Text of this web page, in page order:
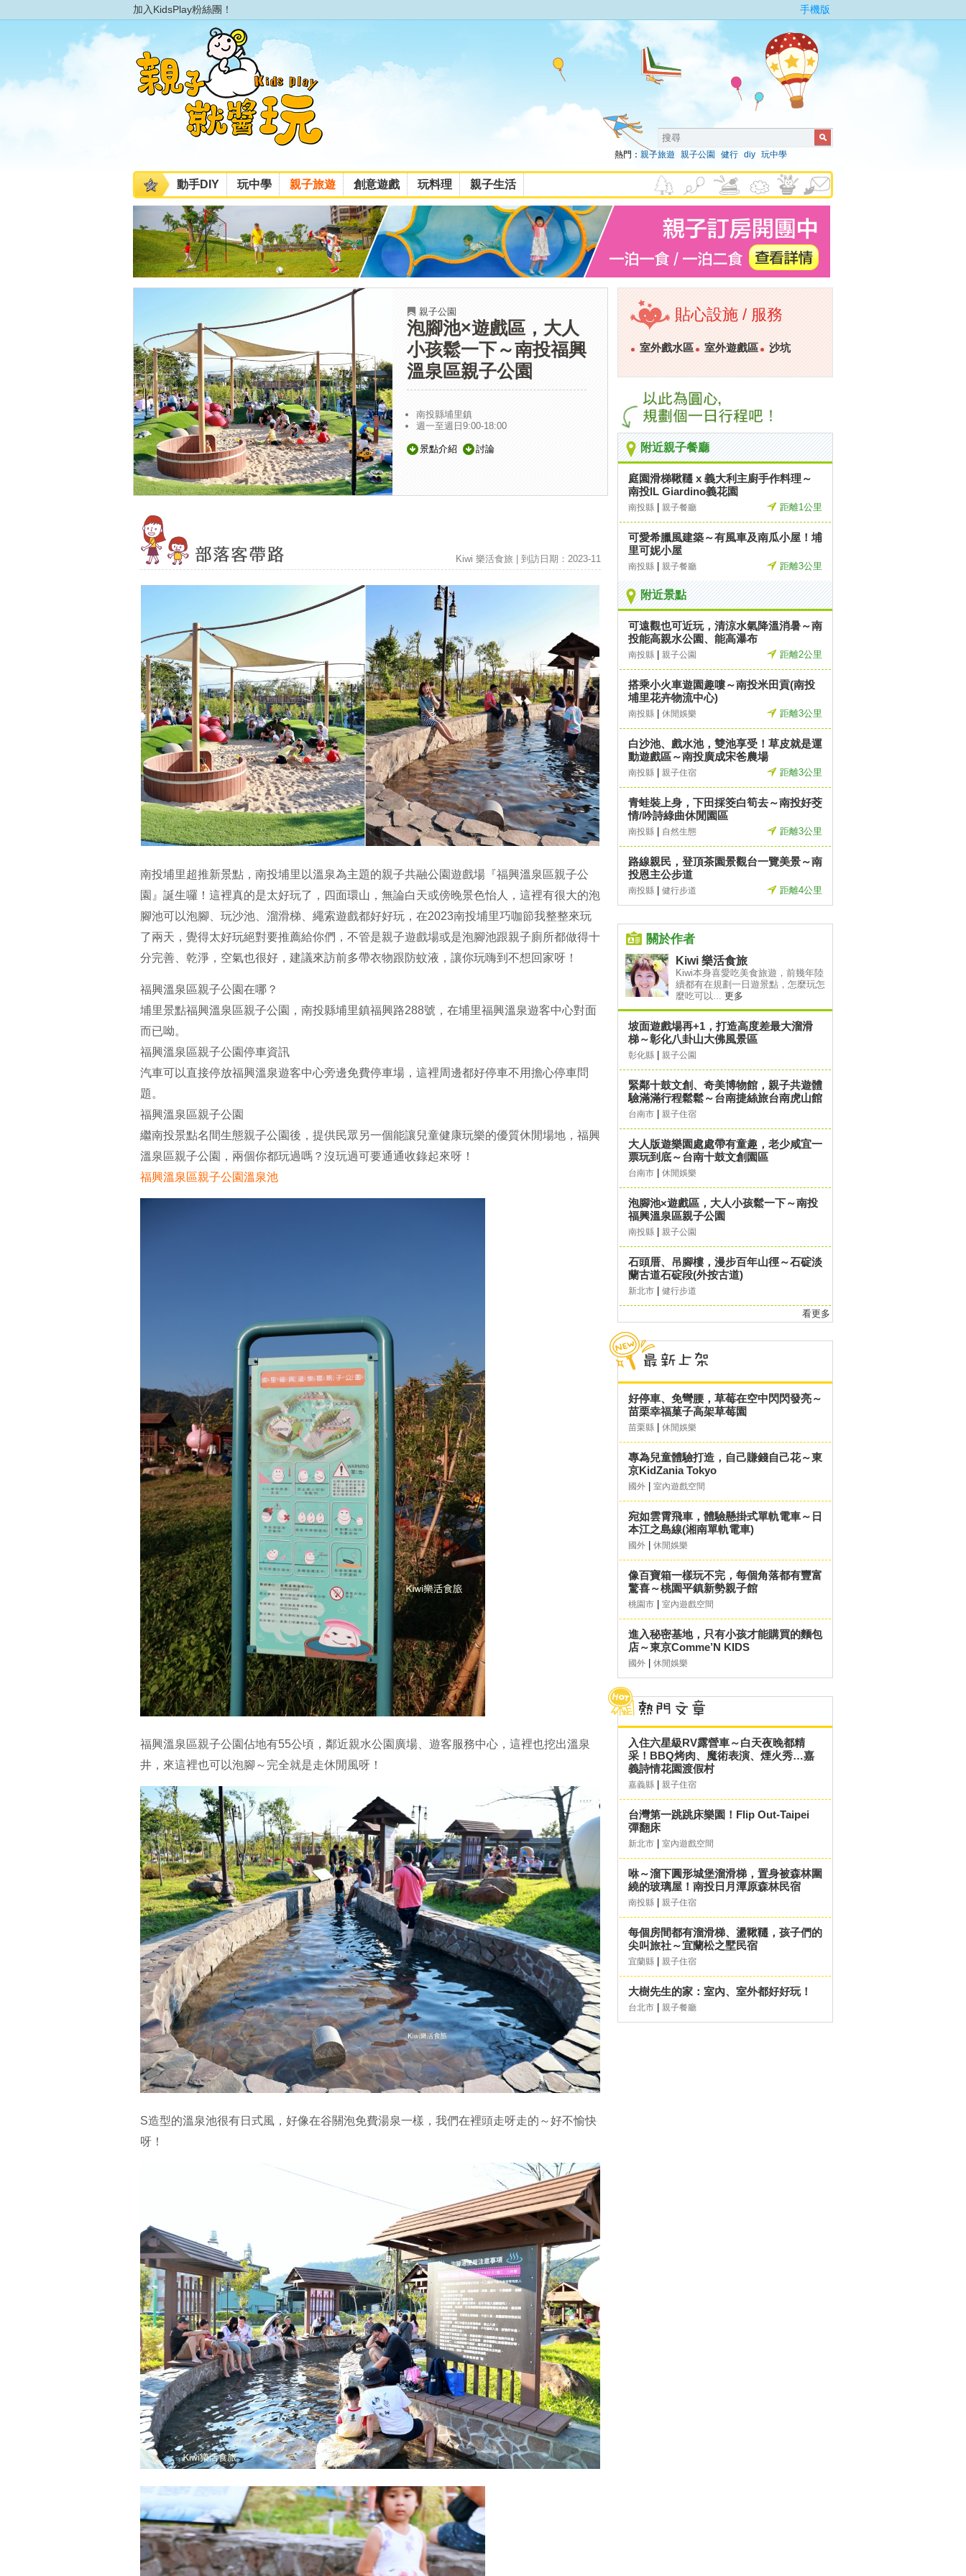
加入KidsPlay粉絲團！ 手機版
熱門： 親子旅遊 親子公園 健行 diy 玩中學
動手DIY 玩中學 親子旅遊 創意遊戲 玩料理 親子生活
親子公園
泡腳池×遊戲區，大人
小孩鬆一下～南投福興
溫泉區親子公園
南投縣埔里鎮
週一至週日9:00-18:00
景點介紹 討論
Kiwi 樂活食旅 | 到訪日期：2023-11
南投埔里超推新景點，南投埔里以溫泉為主題的親子共融公園遊戲場『福興溫泉區親子公
園』誕生囉！這裡真的是太好玩了，四面環山，無論白天或傍晚景色怡人，這裡有很大的泡
腳池可以泡腳、玩沙池、溜滑梯、繩索遊戲都好好玩，在2023南投埔里巧咖節我整整來玩
了兩天，覺得太好玩絕對要推薦給你們，不管是親子遊戲場或是泡腳池跟親子廁所都做得十
分完善、乾淨，空氣也很好，建議來訪前多帶衣物跟防蚊液，讓你玩嗨到不想回家呀！
福興溫泉區親子公園在哪？
埔里景點福興溫泉區親子公園，南投縣埔里鎮福興路288號，在埔里福興溫泉遊客中心對面
而已呦。
福興溫泉區親子公園停車資訊
汽車可以直接停放福興溫泉遊客中心旁邊免費停車場，這裡周邊都好停車不用擔心停車問
題。
福興溫泉區親子公園
繼南投景點名間生態親子公園後，提供民眾另一個能讓兒童健康玩樂的優質休閒場地，福興
溫泉區親子公園，兩個你都玩過嗎？沒玩過可要通通收錄起來呀！
福興溫泉區親子公園溫泉池
福興溫泉區親子公園佔地有55公頃，鄰近親水公園廣場、遊客服務中心，這裡也挖出溫泉
井，來這裡也可以泡腳～完全就是走休閒風呀！
S造型的溫泉池很有日式風，好像在谷關泡免費湯泉一樣，我們在裡頭走呀走的～好不愉快
呀！
貼心設施 / 服務
室外戲水區 室外遊戲區 沙坑
附近親子餐廳
庭園滑梯鞦韆 x 義大利主廚手作料理～
南投IL Giardino義花園
南投縣 親子餐廳 距離1公里
可愛希臘風建築～有風車及南瓜小屋！埔
里可妮小屋
南投縣 親子餐廳 距離3公里
附近景點
可遠觀也可近玩，清涼水氣降溫消暑～南
投能高親水公園、能高瀑布
南投縣 親子公園 距離2公里
搭乘小火車遊園趣嘍～南投米田貢(南投
埔里花卉物流中心)
南投縣 休閒娛樂 距離3公里
白沙池、戲水池，雙池享受！草皮就是運
動遊戲區～南投廣成宋爸農場
南投縣 親子住宿 距離3公里
青蛙裝上身，下田採筊白筍去～南投好茭
情/吟詩綠曲休閒園區
南投縣 自然生態 距離3公里
路線親民，登頂茶園景觀台一覽美景～南
投恩主公步道
南投縣 健行步道 距離4公里
關於作者
Kiwi 樂活食旅
Kiwi本身喜愛吃美食旅遊，前幾年陸
續都有在規劃一日遊景點，怎麼玩怎
麼吃可以... 更多
坡面遊戲場再+1，打造高度差最大溜滑
梯～彰化八卦山大佛風景區
彰化縣 親子公園
緊鄰十鼓文創、奇美博物館，親子共遊體
驗滿滿行程鬆鬆～台南捷絲旅台南虎山館
台南市 親子住宿
大人版遊樂園處處帶有童趣，老少咸宜一
票玩到底～台南十鼓文創園區
台南市 休閒娛樂
泡腳池×遊戲區，大人小孩鬆一下～南投
福興溫泉區親子公園
南投縣 親子公園
石頭厝、吊腳樓，漫步百年山徑～石碇淡
蘭古道石碇段(外按古道)
新北市 健行步道
看更多
好停車、免彎腰，草莓在空中閃閃發亮～
苗栗幸福菓子高架草莓園
苗栗縣 休閒娛樂
專為兒童體驗打造，自己賺錢自己花～東
京KidZania Tokyo
國外 室內遊戲空間
宛如雲霄飛車，體驗懸掛式單軌電車～日
本江之島線(湘南單軌電車)
國外 休閒娛樂
像百寶箱一樣玩不完，每個角落都有豐富
驚喜～桃園平鎮新勢親子館
桃園市 室內遊戲空間
進入秘密基地，只有小孩才能購買的麵包
店～東京Comme’N KIDS
國外 休閒娛樂
入住六星級RV露營車～白天夜晚都精
采！BBQ烤肉、魔術表演、煙火秀…嘉
義詩情花園渡假村
嘉義縣 親子住宿
台灣第一跳跳床樂園！Flip Out-Taipei
彈翻床
新北市 室內遊戲空間
咻～溜下圓形城堡溜滑梯，置身被森林圍
繞的玻璃屋！南投日月潭原森林民宿
南投縣 親子住宿
每個房間都有溜滑梯、盪鞦韆，孩子們的
尖叫旅社～宜蘭松之墅民宿
宜蘭縣 親子住宿
大樹先生的家：室內、室外都好好玩！
台北市 親子餐廳